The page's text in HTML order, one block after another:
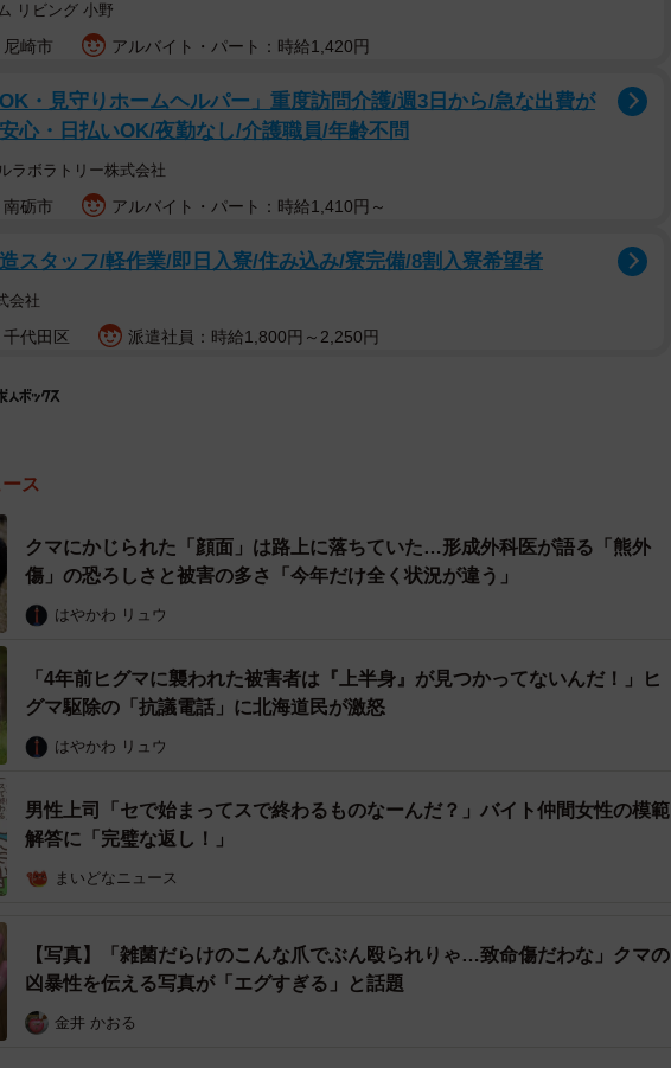
リビング 小野
崎市 アルバイト・パート：時給1,420円
OK・見守りホームヘルパー」重度訪問介護/週3日から/急な出費が
心・日払いOK/夜勤なし/介護職員/年齢不問
ラボラトリー株式会社
砺市 アルバイト・パート：時給1,410円～
スタッフ/軽作業/即日入寮/住み込み/寮完備/8割入寮希望者
会社
代田区 派遣社員：時給1,800円～2,250円
ス
クマにかじられた「顔面」は路上に落ちていた…形成外科医が語る「熊外
傷」の恐ろしさと被害の多さ「今年だけ全く状況が違う」
はやかわ リュウ
「4年前ヒグマに襲われた被害者は『上半身』が見つかってないんだ！」ヒ
グマ駆除の「抗議電話」に北海道民が激怒
はやかわ リュウ
男性上司「セで始まってスで終わるものなーんだ？」バイト仲間女性の模範
解答に「完璧な返し！」
まいどなニュース
【写真】「雑菌だらけのこんな爪でぶん殴られりゃ…致命傷だわな」クマの
凶暴性を伝える写真が「エグすぎる」と話題
金井 かおる